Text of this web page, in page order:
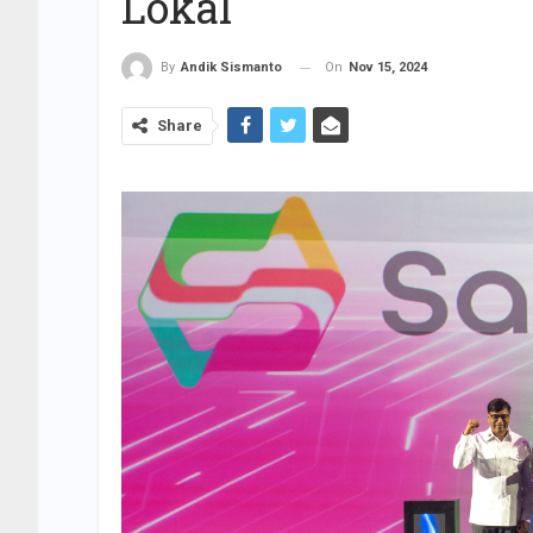
By Andik Sismanto On Nov 15, 2024
Share